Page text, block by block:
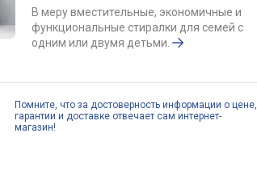
В меру вместительные, экономичные и
функциональные стиралки для семей с
одним или двумя детьми.
Помните, что за достоверность информации о цене,
гарантии и доставке отвечает сам интернет-
магазин!